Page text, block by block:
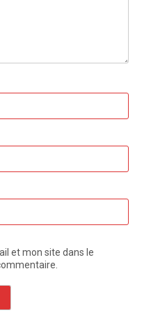
et mon site dans le